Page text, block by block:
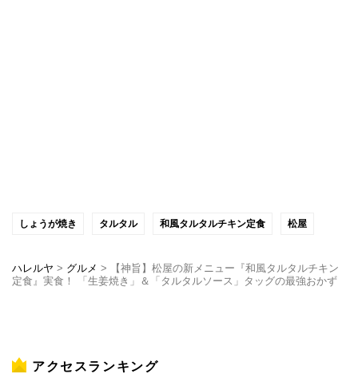
しょうが焼き タルタル 和風タルタルチキン定食 松屋
ハレルヤ > グルメ >
【神旨】松屋の新メニュー『和風タルタルチキン
定食』実食！ 「生姜焼き」＆「タルタルソース」タッグの最強おかず
アクセスランキング